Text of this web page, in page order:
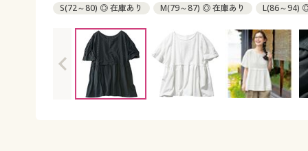
S(72～80) ◎ 在庫あり M(79～87) ◎ 在庫あり L(86～94)